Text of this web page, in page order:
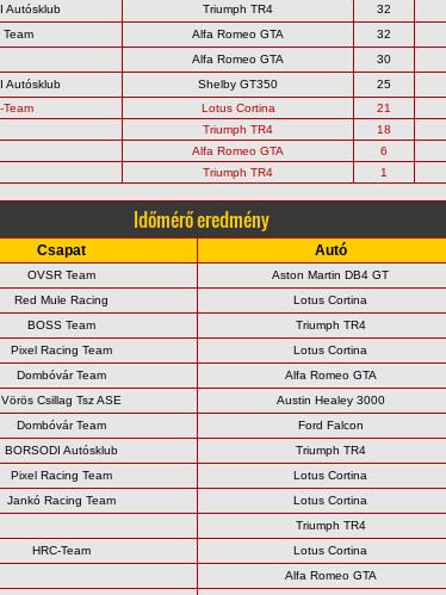
Autósklub Triumph TR4 32
Team Alfa Romeo GTA 32
Alfa Romeo GTA 30
Autósklub Shelby GT350 25
Team Lotus Cortina 21
Triumph TR4 18
Alfa Romeo GTA 6
Triumph TR4 1
Időmérő eredmény
Csapat Autó
OVSR Team Aston Martin DB4 GT
Red Mule Racing Lotus Cortina
BOSS Team Triumph TR4
Pixel Racing Team Lotus Cortina
Dombóvár Team Alfa Romeo GTA
Vörös Csillag Tsz ASE Austin Healey 3000
Dombóvár Team Ford Falcon
BORSODI Autósklub Triumph TR4
Pixel Racing Team Lotus Cortina
Jankó Racing Team Lotus Cortina
Triumph TR4
HRC-Team Lotus Cortina
Alfa Romeo GTA